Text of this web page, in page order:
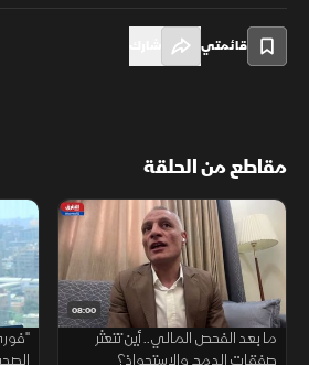
قائمتي
مقاطع من الحلقة
08:00
ما بعد الفحص المالي.. أين تتعثر